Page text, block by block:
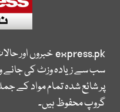
express.pkخبروں اور
سب سے زیادہ وزٹ کی
پر شائع شدہ تمام مواد کے
گروپ محفوظ ہیں۔